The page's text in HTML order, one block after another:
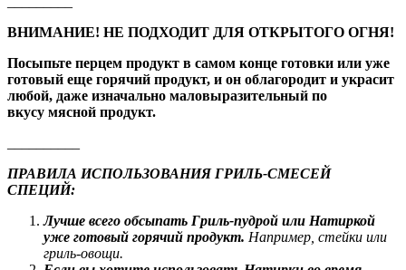
ВНИМАНИЕ! НЕ ПОДХОДИТ ДЛЯ ОТКРЫТОГО ОГНЯ!
Посыпьте перцем продукт в самом конце готовки или уже
готовый еще горячий продукт, и он облагородит и украсит
любой, даже изначально маловыразительный по
вкусу мясной продукт.
ПРАВИЛА ИСПОЛЬЗОВАНИЯ ГРИЛЬ-СМЕСЕЙ
СПЕЦИЙ:
Лучше всего обсыпать Гриль-пудрой или Натиркой
уже готовый горячий продукт. Например, стейки или
гриль-овощи.